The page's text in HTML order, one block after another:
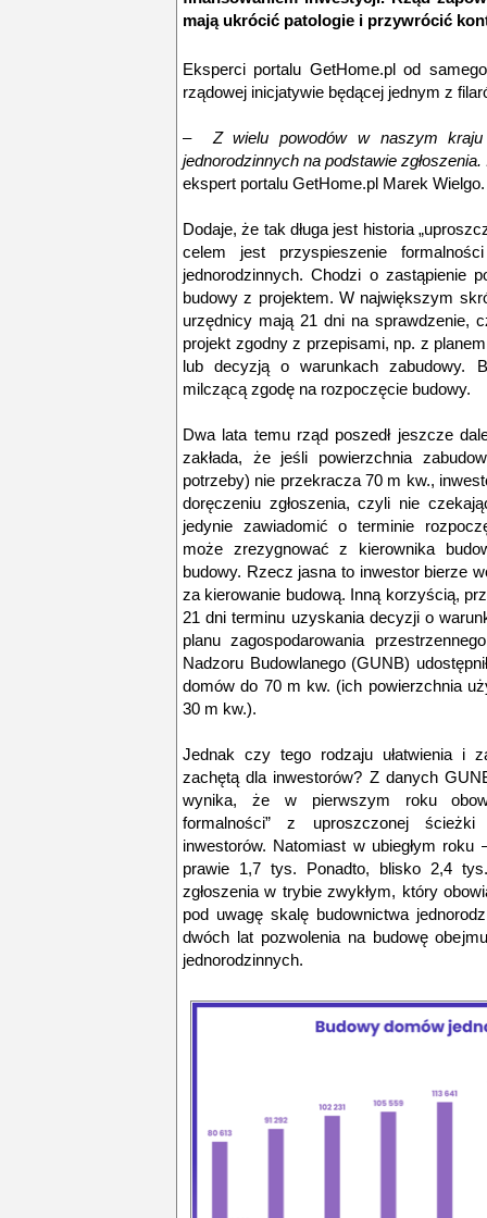
mają ukrócić patologie i przywrócić
Eksperci portalu GetHome.pl od
rządowej inicjatywie będącej jednym z
– Zwielu powodów w naszym
jednorodzinnych na podstawie zgłoszenia.
ekspert portalu GetHome.pl Marek Wielgo.
Dodaje, że tak długa jest historia
celem jest przyspieszenie
jednorodzinnych. Chodzi o zastąpienie
budowy z projektem. W największym
urzędnicy mają 21 dni na sprawdzenie,
projekt zgodny z przepisami, np. z
lub decyzją o warunkach zabudowy.
milczącą zgodę na rozpoczęcie budowy.
Dwa lata temu rząd poszedł jeszcze
zakłada, że jeśli powierzchnia
potrzeby) nie przekracza 70 m kw.,
doręczeniu zgłoszenia, czyli nie
jedynie zawiadomić o terminie
może zrezygnować z kierownika
budowy. Rzecz jasna to inwestor bierze
za kierowanie budową. Inną korzyścią,
21 dni terminu uzyskania decyzji o
planu zagospodarowania
Nadzoru Budowlanego (GUNB)
domów do 70 m kw. (ich powierzchnia
30 m kw.).
Jednak czy tego rodzaju ułatwienia i
zachętą dla inwestorów? Z danych
wynika, że w pierwszym roku
formalności” z uproszczonej
inwestorów. Natomiast w ubiegłym roku
prawie 1,7 tys. Ponadto, blisko 2,4
zgłoszenia w trybie zwykłym, który
pod uwagę skalę budownictwa
dwóch lat pozwolenia na budowę
jednorodzinnych.